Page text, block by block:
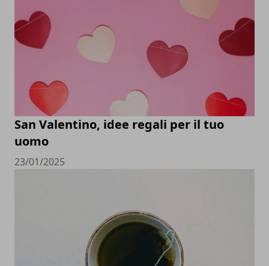
San Valentino, idee regali per il tuo
uomo
23/01/2025